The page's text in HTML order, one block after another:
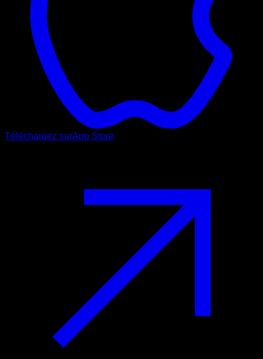
Téléchargez surApp Store